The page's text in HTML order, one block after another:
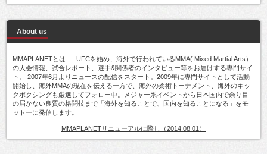
About us
MMAPLANETとは..... UFCを始め、海外で行われているMMA( Mixed Martial Arts）
の大会情報、試合レポート、選手&関係者のインタビュー等をお届けする専門サイ
ト。 2007年6月よりニュースの配信をスタート。2009年に専門サイトとして活動
開始し、海外MMAの現在を伝える一方で、海外の柔術トーナメント、海外のキッ
クボクシングも厳選してフォロー中。メジャー系イベントから日本国内で余り目
の届かない良質の格闘技まで「海外を知ることで、国内を知ることになる」をモ
ットーに発信します。
MMAPLANETリニューアルに際し（2014.08.01）